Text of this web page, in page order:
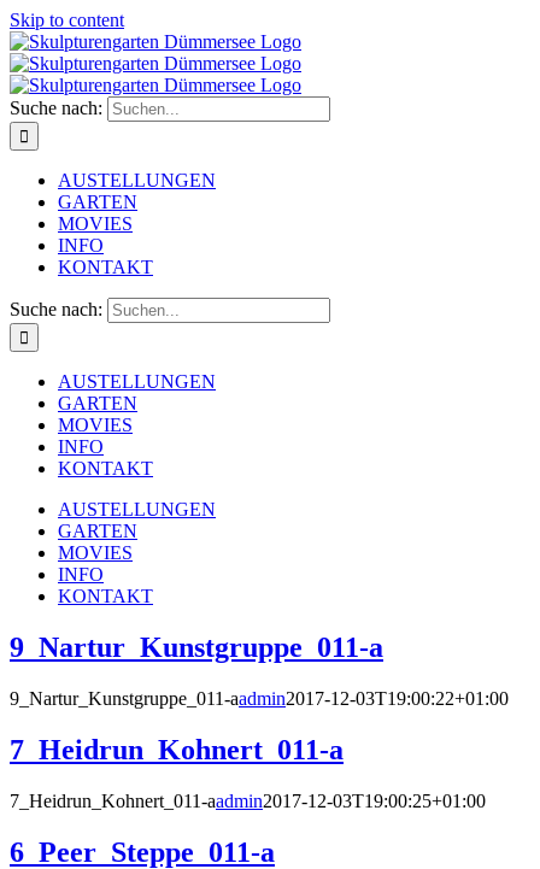
Skip to content
Suche nach:
AUSTELLUNGEN
GARTEN
MOVIES
INFO
KONTAKT
Suche nach:
AUSTELLUNGEN
GARTEN
MOVIES
INFO
KONTAKT
AUSTELLUNGEN
GARTEN
MOVIES
INFO
KONTAKT
9_Nartur_Kunstgruppe_011-a
9_Nartur_Kunstgruppe_011-aadmin2017-12-03T19:00:22+01:00
7_Heidrun_Kohnert_011-a
7_Heidrun_Kohnert_011-aadmin2017-12-03T19:00:25+01:00
6_Peer_Steppe_011-a